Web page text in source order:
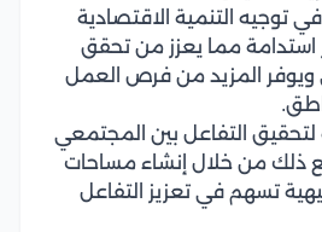
التنمية الاقتصادية
استدامة مما يعزز من تحقق
ويوفر المزيد من فرص العمل
التفاعل بين المجتمعي
ذلك من خلال إنشاء مساحات
تسهم في تعزيز التفاعل